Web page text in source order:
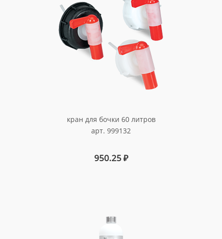
кран для бочки 60 литров
арт. 999132
950.25₽